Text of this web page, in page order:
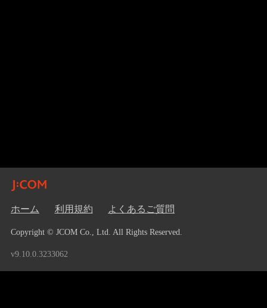
ホーム 利用規約 よくあるご質問
Copyright © JCOM Co., Ltd. All Rights Reserved.
v9.10.0.3233062